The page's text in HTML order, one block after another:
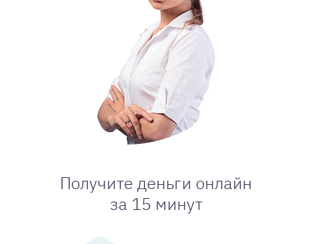
Получите деньги онлайн
за 15 минут